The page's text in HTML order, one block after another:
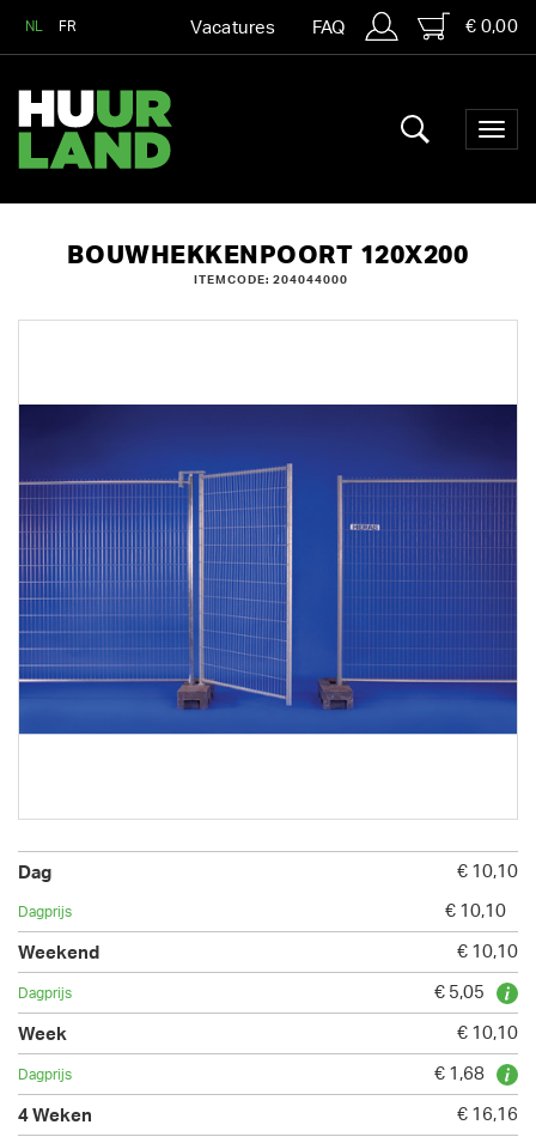
NL FR Vacatures FAQ € 0,00
BOUWHEKKENPOORT 120X200
ITEMCODE: 204044000
€ 10,10
€ 10,10
€ 10,10
€ 5,05
€ 10,10
€ 1,68
€ 16,16